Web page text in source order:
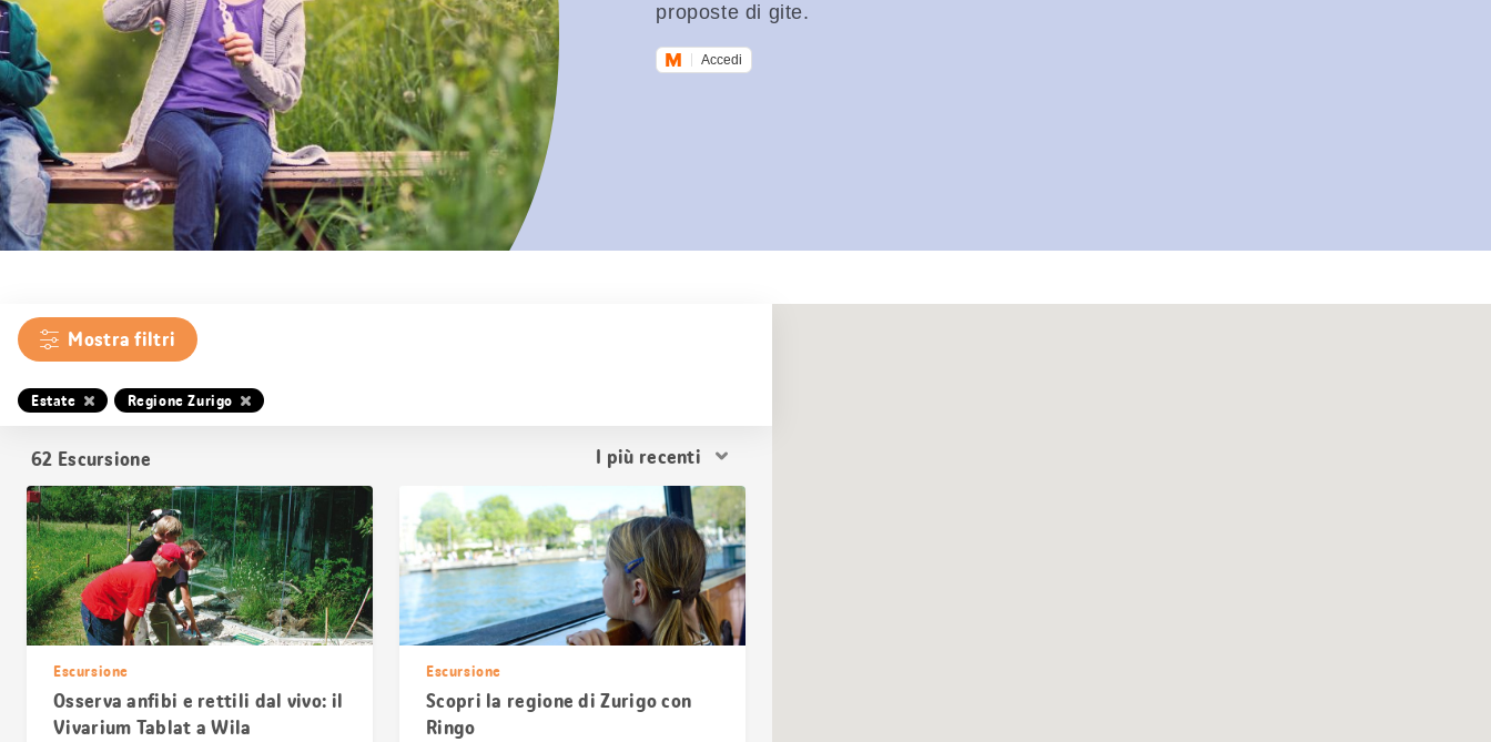
proposte di gite.
Accedi
Mostra filtri
Estate Regione Zurigo
62 Escursione
Ordina
risultati
Escursione
Osserva anfibi e rettili dal vivo: il
Vivarium Tablat a Wila
Escursione
Scopri la regione di Zurigo con
Ringo